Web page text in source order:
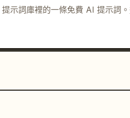
示詞庫裡的一條免費 AI 提示詞